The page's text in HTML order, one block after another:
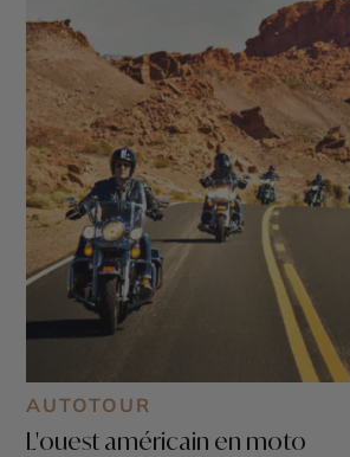
AUTOTOUR
L'ouest américain en moto